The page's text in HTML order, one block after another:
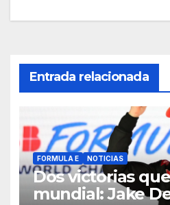
Entrada relacionada
FORMULA E NOTICIAS
Dos victorias
mundial: Jake